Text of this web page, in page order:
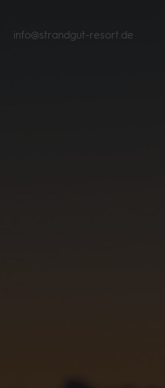
info@strandgut-resort.de